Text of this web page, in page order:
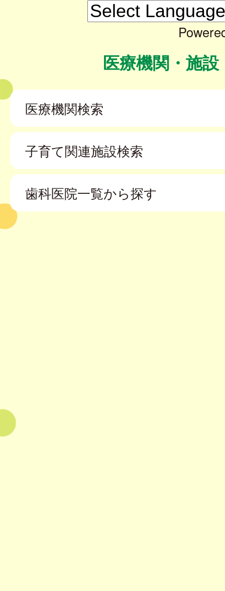
医療機関・施設
医療機関検索
子育て関連施設検索
歯科医院一覧から探す